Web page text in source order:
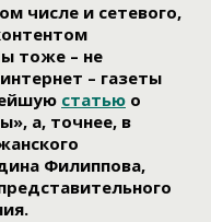
числе и сетевого,
тоже – не
– газеты
статью о
а, точнее, в
Филиппова,